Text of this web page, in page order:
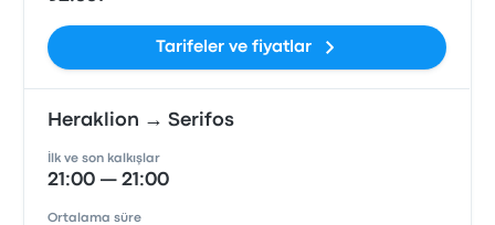
Tarifeler ve fiyatlar
Heraklion → Serifos
İlk ve son kalkışlar
21:00 — 21:00
Ortalama süre